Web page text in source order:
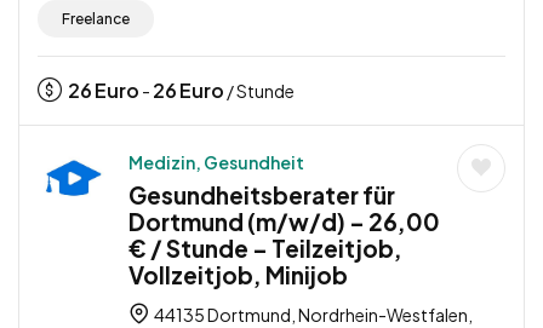
Freelance
26Euro - 26Euro / Stunde
Medizin, Gesundheit
Gesundheitsberater für
Dortmund (m/w/d) – 26,00
€ / Stunde – Teilzeitjob,
Vollzeitjob, Minijob
44135 Dortmund, Nordrhein-Westfalen,